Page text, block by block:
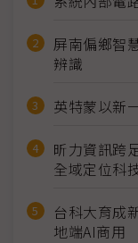
屏南偏鄉智
辨識
英特蒙以新
昕力資訊跨
全域定位科
台科大育成
地端AI商用